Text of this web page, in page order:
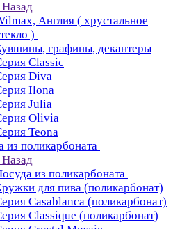
Назад
Англия ( хрустальное
)
графины, декантеры
Classic
Diva
Ilona
Julia
Olivia
Teona
из поликарбоната
Назад
из поликарбоната
для пива (поликарбонат)
Casablanсa (поликарбонат)
Classique (поликарбонат)